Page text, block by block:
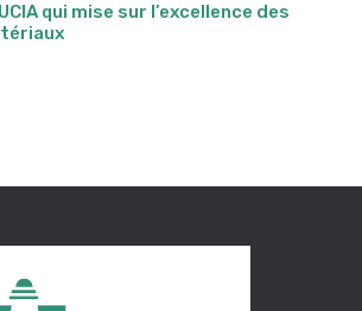
qui mise sur l’excellence des